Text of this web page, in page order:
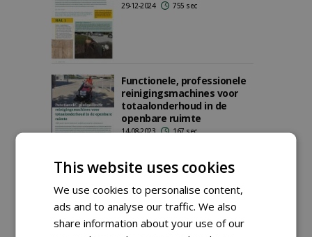
29-12-2024 755 sec
Functionele, professionele
reinigingsmachines voor
totaalonderhoud in de
openbare ruimte
14-08-2023 167 sec
reinigingsmachines voor
totaalonderhoud in de
openbare ruimte
167 sec
This website uses cookies
We use cookies to personalise content,
ads and to analyse our traffic. We also
share information about your use of our